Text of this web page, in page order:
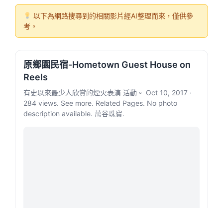
以下為網路搜尋到的相關影片經AI整理而來，僅供參
考。
原鄉園民宿-Hometown Guest House on
Reels
有史以來最少人欣賞的煙火表演 活動。 Oct 10, 2017 ·
284 views. See more. Related Pages. No photo
description available. 萬谷珠寶.